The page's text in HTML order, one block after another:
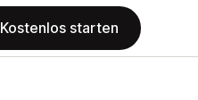
Kostenlos starten